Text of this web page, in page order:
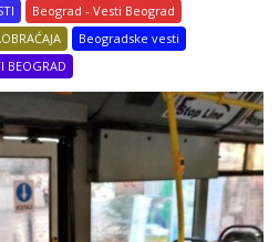
Beograd - Vesti Beograd
Beogradske vesti
BEOGRAD